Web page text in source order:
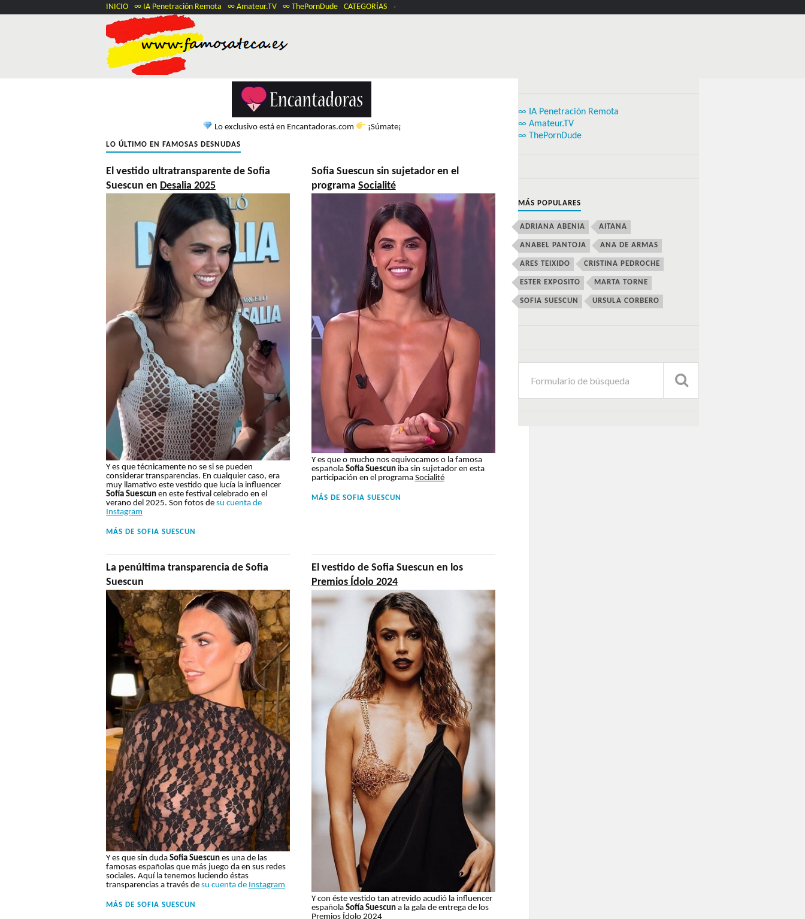
INICIO ∞ IA Penetración Remota ∞ Amateur.TV ∞ ThePornDude CATEGORÍAS
Lo exclusivo está en Encantadoras.com ¡Súmate¡
LO ÚLTIMO EN FAMOSAS DESNUDAS
El vestido ultratransparente de Sofia
Suescun en Desalia 2025
Y es que técnicamente no se si se pueden
considerar transparencias. En cualquier caso, era
muy llamativo este vestido que lucía la influencer
Sofía Suescun en este festival celebrado en el
verano del 2025. Son fotos de su cuenta de
Instagram
MÁS DE SOFIA SUESCUN
Sofia Suescun sin sujetador en el
programa Socialité
Y es que o mucho nos equivocamos o la famosa
española Sofia Suescuniba sin sujetador en esta
participación en el programa Socialité
MÁS DE SOFIA SUESCUN
La penúltima transparencia de Sofia
Suescun
Y es que sin duda Sofia Suescun es una de las
famosas españolas que más juego da en sus redes
sociales. Aquí la tenemos luciendo éstas
transparencias a través de su cuenta de Instagram
MÁS DE SOFIA SUESCUN
El vestido de Sofia Suescun en los
Premios Ídolo 2024
Y con éste vestido tan atrevido acudió la influencer
española Sofía Suescuna la gala de entrega de los
Premios Ídolo 2024
∞ IA Penetración Remota
∞ Amateur.TV
∞ ThePornDude
MÁS POPULARES
ADRIANA ABENIA AITANA
ANABEL PANTOJA ANA DE ARMAS
ARES TEIXIDO CRISTINA PEDROCHE
ESTER EXPOSITO MARTA TORNE
SOFIA SUESCUN URSULA CORBERO